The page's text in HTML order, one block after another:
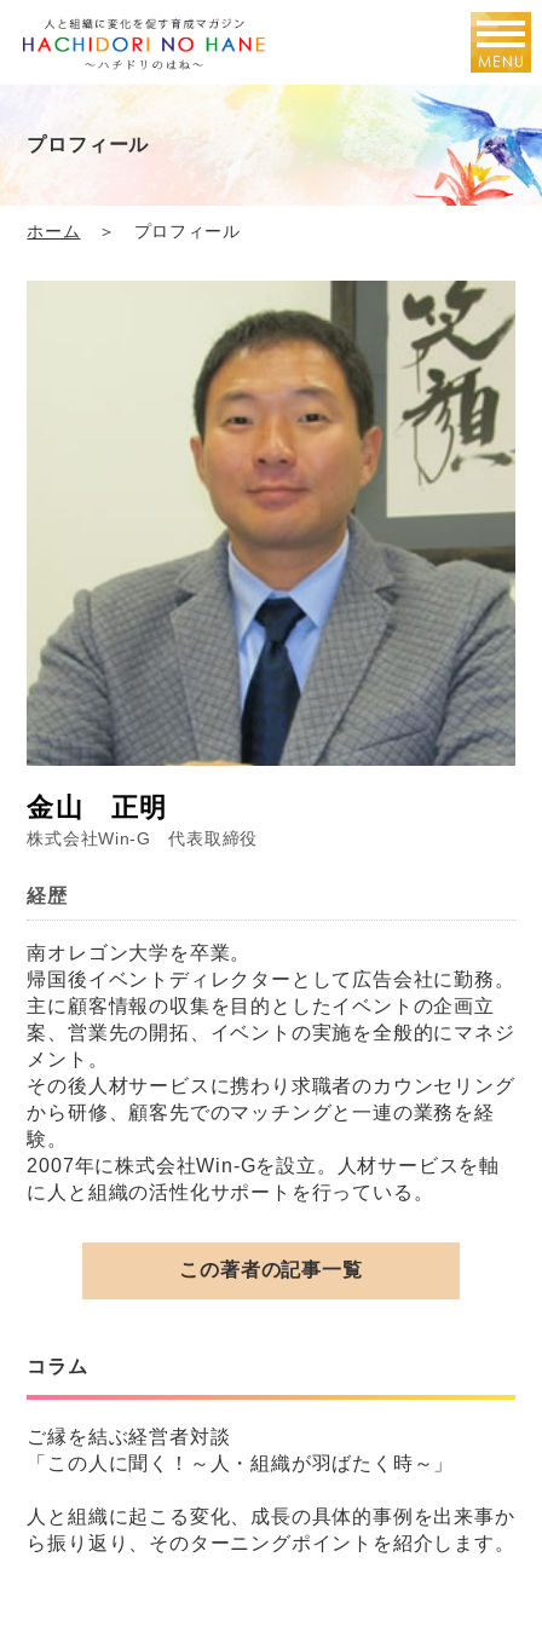
プロフィール
ホーム ＞ プロフィール
金山 正明
株式会社Win-G 代表取締役
経歴
南オレゴン大学を卒業。
帰国後イベントディレクターとして広告会社に勤務。
主に顧客情報の収集を目的としたイベントの企画立
案、営業先の開拓、イベントの実施を全般的にマネジ
メント。
その後人材サービスに携わり求職者のカウンセリング
から研修、顧客先でのマッチングと一連の業務を経
験。
2007年に株式会社Win-Gを設立。人材サービスを軸
に人と組織の活性化サポートを行っている。
この著者の記事一覧
コラム
ご縁を結ぶ経営者対談
「この人に聞く！～人・組織が羽ばたく時～」
人と組織に起こる変化、成長の具体的事例を出来事か
ら振り返り、そのターニングポイントを紹介します。